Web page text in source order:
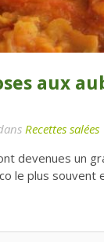
aux
Recettes salées
devenues un
le plus souvent